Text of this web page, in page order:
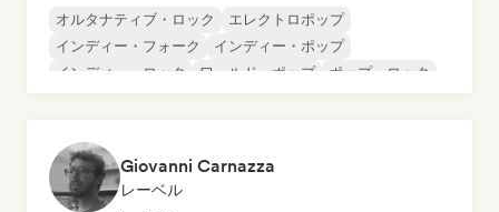
オルタナティブ・ロック
エレクトロポップ
インディー・フォーク
インディー・ポップ
インディー・ロック
ワールド・ポップ
ポップ・ロック
Giovanni Carnazza
レーベル